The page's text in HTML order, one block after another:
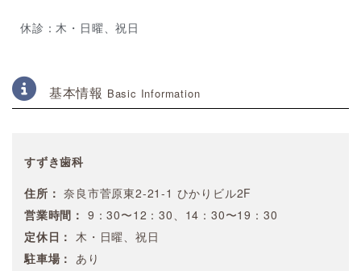
休診：木・日曜、祝日
基本情報 Basic Information
すずき歯科
住所： 奈良市菅原東2-21-1 ひかりビル2F
営業時間： 9：30〜12：30、14：30〜19：30
定休日： 木・日曜、祝日
駐車場： あり